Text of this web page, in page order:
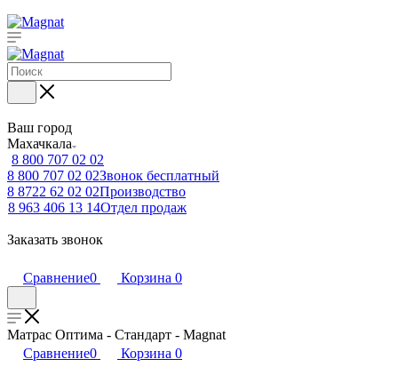
Ваш город
Махачкала
8 800 707 02 02
8 800 707 02 02Звонок бесплатный
8 8722 62 02 02Производство
8 963 406 13 14Отдел продаж
Заказать звонок
Сравнение0 Корзина 0
Матрас Оптима - Стандарт - Magnat
Сравнение0 Корзина 0